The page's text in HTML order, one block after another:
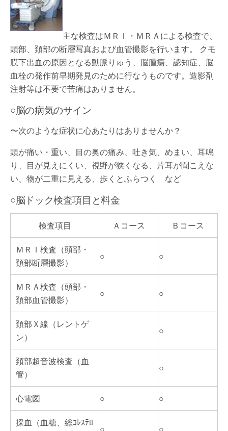
主な検査はＭＲＩ・ＭＲＡによる検査で、
頭部、頚部の断層写真および血管撮影を行います。 クモ
膜下出血の原因となる動脈りゅう、脳腫瘍、認知症、脳
血栓の発作前早期発見のために行なうものです。造影剤
注射等は不要で苦痛はありません。
○脳の病気のサイン
〜次のような症状に心あたりはありませんか？
頭が痛い・重い、目の奥の痛み、吐き気、めまい、耳鳴
り、目が見えにくい、視野が狭くなる、片耳が聞こえな
い、物が二重に見える、歩くとふらつく など
○脳ドック検査項目と料金
検査項目 Ａコース Ｂコース
ＭＲＩ検査（頭部・
頚部断層撮影）
○ ○
ＭＲＡ検査（頭部・
頚部血管撮影）
○ ○
頚部Ｘ線（レントゲ
ン）
○
頚部超音波検査（血
管）
○
心電図 ○ ○
採血（血糖、総ｺﾚｽﾃﾛ
○ ○